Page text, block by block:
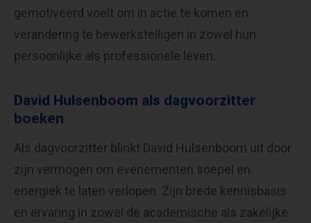
gemotiveerd voelt om in actie te komen en
verandering te bewerkstelligen in zowel hun
persoonlijke als professionele leven.
David Hulsenboom als dagvoorzitter
boeken
Als dagvoorzitter blinkt David Hulsenboom uit door
zijn vermogen om evenementen soepel en
energiek te laten verlopen. Zijn brede kennisbasis
en ervaring in zowel de academische als zakelijke